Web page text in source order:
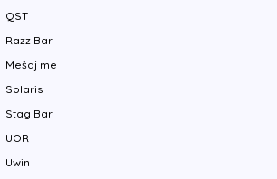
QST
Razz Bar
Mešaj me
Solaris
Stag Bar
UOR
Uwin